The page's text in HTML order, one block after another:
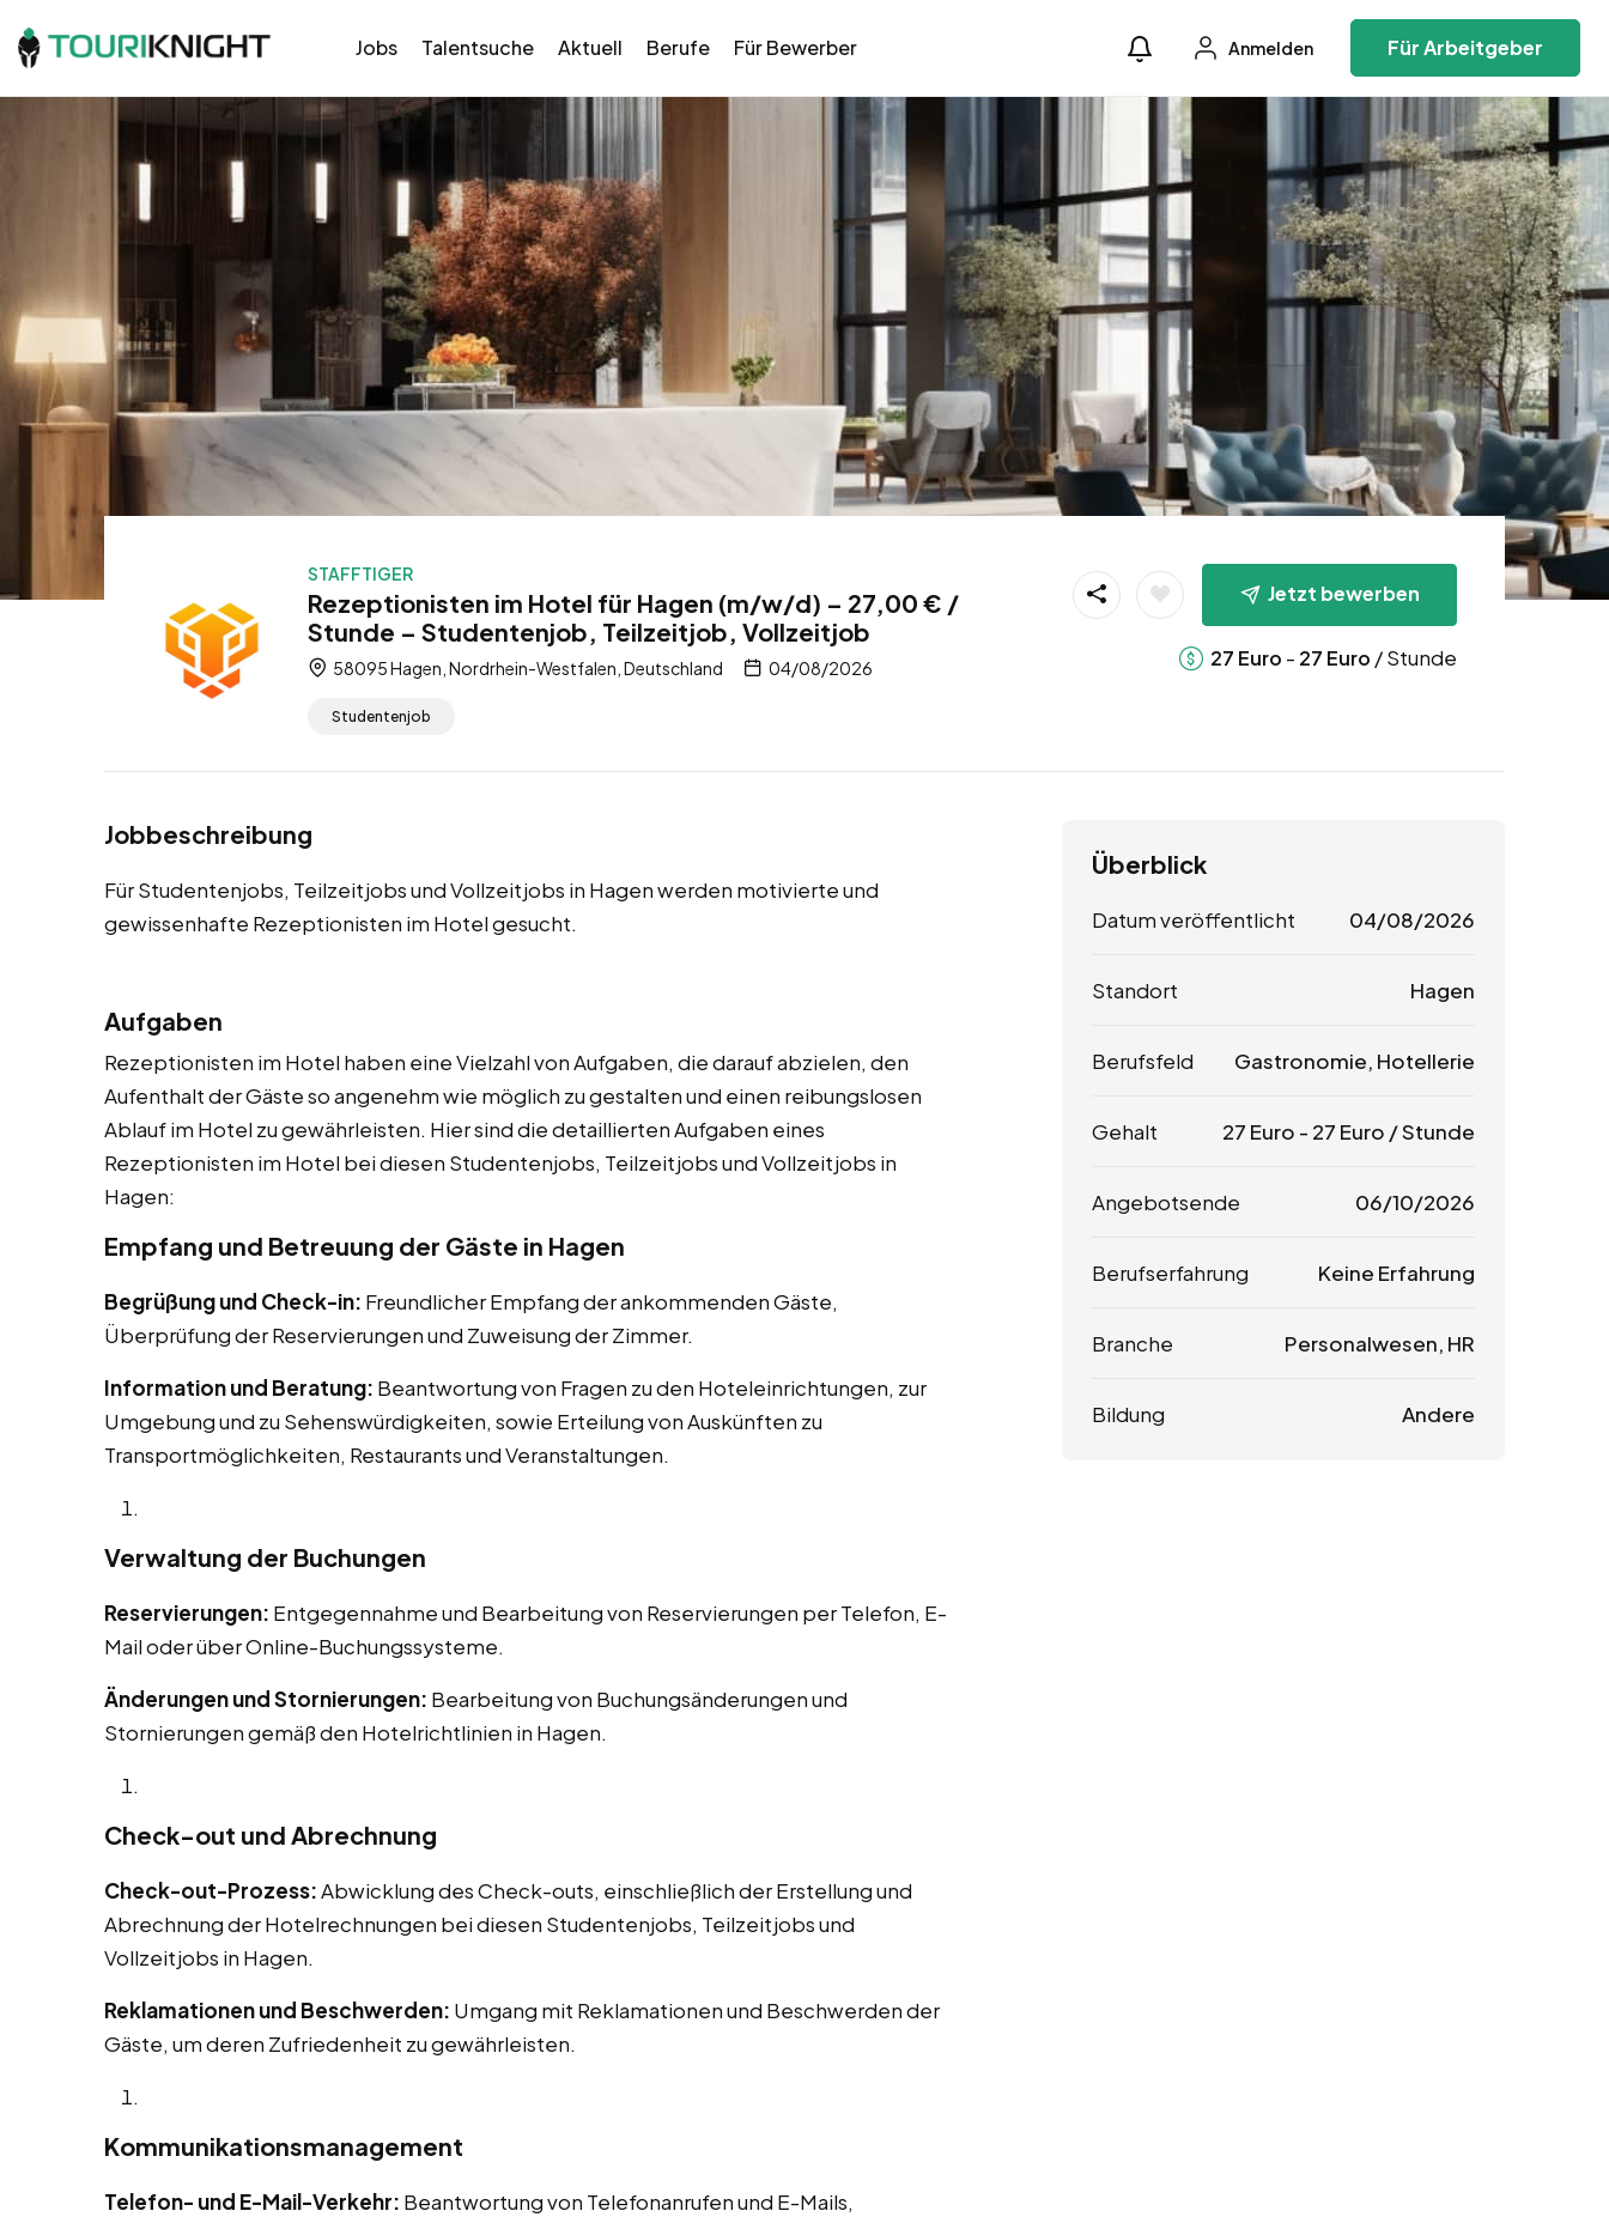
Jobs Talentsuche Aktuell Berufe Für Bewerber Anmelden Für Arbeitgeber
STAFFTIGER
Rezeptionisten im Hotel für Hagen (m/w/d) – 27,00 € /
Stunde – Studentenjob, Teilzeitjob, Vollzeitjob
58095 Hagen, Nordrhein-Westfalen, Deutschland 04/08/2026
Studentenjob
Jetzt bewerben
27 Euro - 27 Euro / Stunde
Jobbeschreibung
Für Studentenjobs, Teilzeitjobs und Vollzeitjobs in Hagen werden motivierte und
gewissenhafte Rezeptionisten im Hotel gesucht.
Aufgaben
Rezeptionisten im Hotel haben eine Vielzahl von Aufgaben, die darauf abzielen, den
Aufenthalt der Gäste so angenehm wie möglich zu gestalten und einen reibungslosen
Ablauf im Hotel zu gewährleisten. Hier sind die detaillierten Aufgaben eines
Rezeptionisten im Hotel bei diesen Studentenjobs, Teilzeitjobs und Vollzeitjobs in
Hagen:
Empfang und Betreuung der Gäste in Hagen
Begrüßung und Check-in: Freundlicher Empfang der ankommenden Gäste,
Überprüfung der Reservierungen und Zuweisung der Zimmer.
Information und Beratung: Beantwortung von Fragen zu den Hoteleinrichtungen, zur
Umgebung und zu Sehenswürdigkeiten, sowie Erteilung von Auskünften zu
Transportmöglichkeiten, Restaurants und Veranstaltungen.
Verwaltung der Buchungen
Reservierungen: Entgegennahme und Bearbeitung von Reservierungen per Telefon, E-
Mail oder über Online-Buchungssysteme.
Änderungen und Stornierungen: Bearbeitung von Buchungsänderungen und
Stornierungen gemäß den Hotelrichtlinien in Hagen.
Check-out und Abrechnung
Check-out-Prozess:Abwicklung des Check-outs, einschließlich der Erstellung und
Abrechnung der Hotelrechnungen bei diesen Studentenjobs, Teilzeitjobs und
Vollzeitjobs in Hagen.
Reklamationen und Beschwerden: Umgang mit Reklamationen und Beschwerden der
Gäste, um deren Zufriedenheit zu gewährleisten.
Kommunikationsmanagement
Telefon- und E-Mail-Verkehr: Beantwortung von Telefonanrufen und E-Mails,
Überblick
Datum veröffentlicht 04/08/2026
Standort Hagen
Berufsfeld Gastronomie, Hotellerie
Gehalt 27 Euro - 27 Euro / Stunde
Angebotsende 06/10/2026
Berufserfahrung Keine Erfahrung
Branche Personalwesen, HR
Bildung Andere